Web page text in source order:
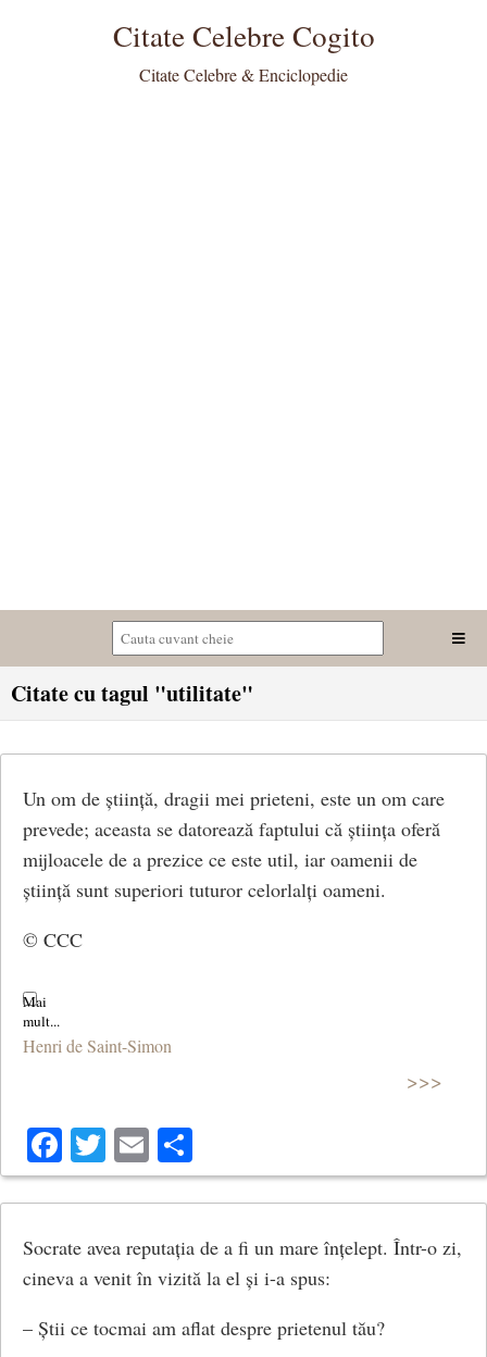
Citate Celebre Cogito
Citate Celebre & Enciclopedie
Citate cu tagul "utilitate"
Un om de știință, dragii mei prieteni, este un om care
prevede; aceasta se datorează faptului că știința oferă
mijloacele de a prezice ce este util, iar oamenii de
știință sunt superiori tuturor celorlalți oameni.
© CCC
Henri de Saint-Simon
>>>
Facebook
Twitter
Email
Socrate avea reputația de a fi un mare înțelept. Într-o zi,
cineva a venit în vizită la el și i-a spus:
– Știi ce tocmai am aflat despre prietenul tău?